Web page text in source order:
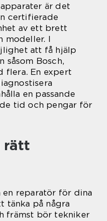
är det
certifierade
av ett brett
modeller. I
att få hjälp
såsom Bosch,
flera. En expert
en passande
tid och pengar för
rätt
reparatör för dina
på några
främst bör tekniker